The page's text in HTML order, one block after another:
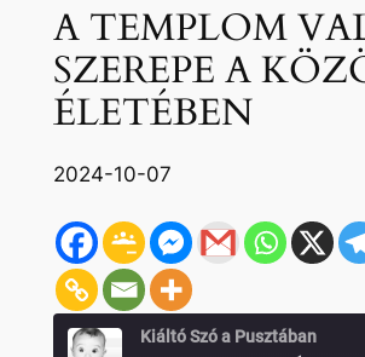
A TEMPLOM
SZEREPE A
ÉLETÉBEN
2024-10-07
Kiáltó Szó a Pusztában